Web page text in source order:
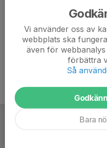
Vi använder oss av
webbplats ska
även för
förbättra
Så
Bara